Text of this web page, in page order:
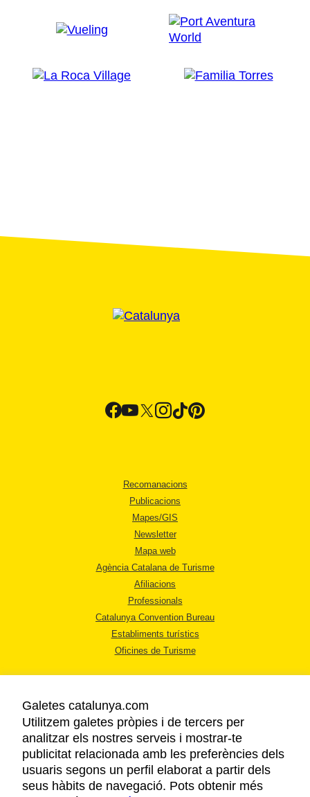
Recomanacions
Publicacions
Mapes/GIS
Newsletter
Mapa web
Agència Catalana de Turisme
Afiliacions
Professionals
Catalunya Convention Bureau
Establiments turístics
Oficines de Turisme
AVÍS LEGAL
POLÍTICA DE PRIVACITAT
COOKIES
Galetes catalunya.com
Utilitzem galetes pròpies i de tercers per
analitzar els nostres serveis i mostrar-te
publicitat relacionada amb les preferències dels
usuaris segons un perfil elaborat a partir dels
seus hàbits de navegació. Pots obtenir més